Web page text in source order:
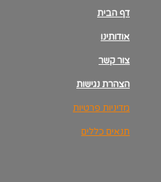
דף הבית
אודותינו
צור קשר
הצהרת נגישות
מדיניות פרטיות
תנאים כללים